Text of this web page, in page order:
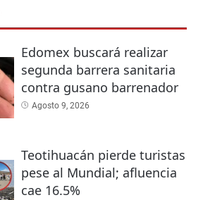
Edomex buscará realizar
segunda barrera sanitaria
contra gusano barrenador
Agosto 9, 2026
Teotihuacán pierde turistas
pese al Mundial; afluencia
cae 16.5%